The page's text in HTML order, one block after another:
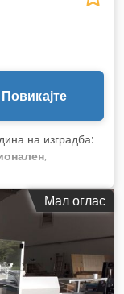
Повикајте
на изградба:
,
Мал оглас